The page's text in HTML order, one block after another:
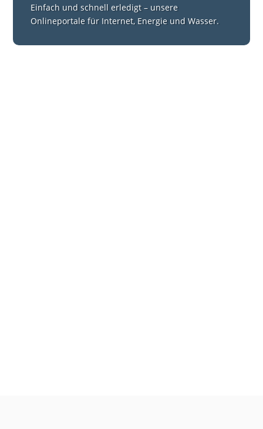
Einfach und schnell erledigt – unsere
Onlineportale für Internet, Energie und Wasser.